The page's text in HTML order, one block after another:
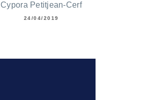
Cypora Petitjean-Cerf
24/04/2019